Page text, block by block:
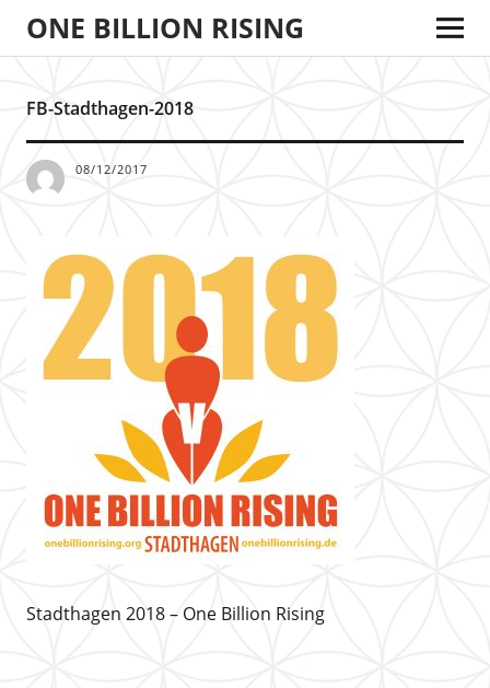
ONE BILLION RISING
FB-Stadthagen-2018
08/12/2017
Stadthagen 2018 – One Billion Rising